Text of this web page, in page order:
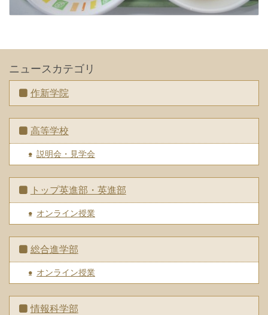
ニュースカテゴリ
作新学院
高等学校
説明会・見学会
トップ英進部・英進部
オンライン授業
総合進学部
オンライン授業
情報科学部